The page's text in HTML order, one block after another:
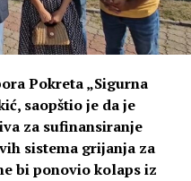
Pokreta „Sigurna
saopštio je da je
za sufinansiranje
sistema grijanja za
bi ponovio kolaps iz